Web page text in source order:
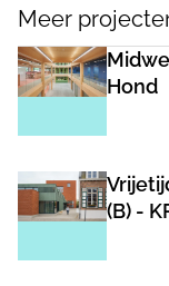
Meer
Hond
(B) -